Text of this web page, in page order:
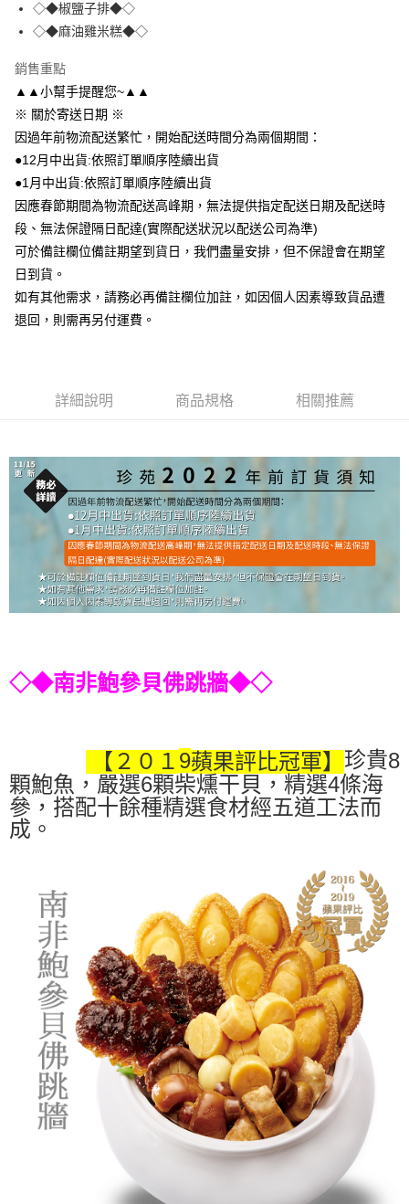
悠遊付
運送方式
冷凍宅配
每筆NT$220，滿NT$1,000(含以上)免運費
◇◆椒鹽子排◆◇
◇◆麻油雞米糕◆◇
銷售重點
▲▲小幫手提醒您~▲▲
※ 關於寄送日期 ※
因過年前物流配送繁忙，開始配送時間分為兩個期間：
●12月中出貨:依照訂單順序陸續出貨
●1月中出貨:依照訂單順序陸續出貨
因應春節期間為物流配送高峰期，無法提供指定配送日期及配送時
段、無法保證隔日配達(實際配送狀況以配送公司為準)
可於備註欄位備註期望到貨日，我們盡量安排，但不保證會在期望
日到貨。
如有其他需求，請務必再備註欄位加註，如因個人因素導致貨品遭
退回，則需再另付運費。
詳細說明 商品規格 相關推薦
◇◆南非鮑參貝佛跳牆◆◇
【２０１ 9蘋果評比冠軍】 珍貴8
顆鮑魚，嚴選6顆柴燻干貝，精選4條海
參，搭配十餘種精選食材經五道工法而
成。